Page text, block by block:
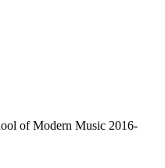
of Modern Music 2016-